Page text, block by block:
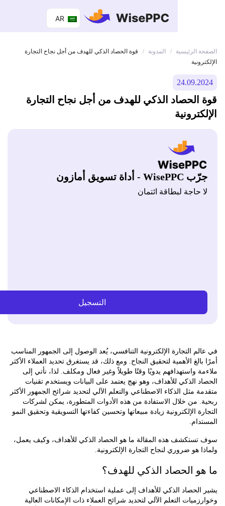
AR
الرئيسية / المدونة
قوة الحصاد الذكي للهدف من أجل نجاح التجارة
الذكي للهدف من أجل نجاح التجارة
حاجة لبطاقة ائتمان
التسجيل
التجارة الإلكترونية التنافسي، يُعد الوصول إلى الجمهور المناسب
الأهمية لتحقيق النجاح. ومع ذلك، قد يستغرق تحديد العملاء الأكثر
واستهدافهم يدويًا وقتًا طويلاً وغير فعال ومكلف. لذا، نأتي إلى
الذكي للأهداف، وهو نهج يعتمد على البيانات ويستخدم تقنيات
مثل الذكاء الاصطناعي والتعلم الآلي لتحديد شرائح الجمهور الأكثر
من خلال الاستفادة من هذه الأدوات المتطورة، يمكن لشركات
الإلكترونية زيادة مبيعاتها وتحسين كفاءتها التسويقية وتحقيق النمو
هذه المقالة ما هو الحصاد الذكي للأهداف، وكيف يعمل،
هو ضروري لنجاح التجارة الإلكترونية.
الحصاد الذكي للهدف؟
الذكي للأهداف إلى عملية استخدام الذكاء الاصطناعي
التعلم الآلي لتحديد شرائح العملاء ذات الإمكانات العالية